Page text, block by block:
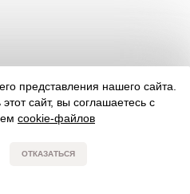
представления нашего сайта.
сайт, вы соглашаетесь с
cookie-файлов
ОТКАЗАТЬСЯ